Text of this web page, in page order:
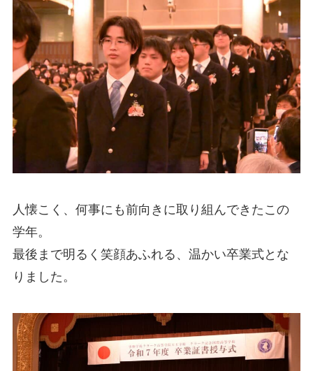
人懐こく、何事にも前向きに取り組んできたこの
学年。
最後まで明るく笑顔あふれる、温かい卒業式とな
りました。